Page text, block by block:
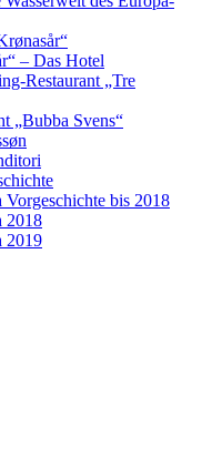
– Das Hotel
Restaurant „Tre
„Bubba Svens“
Vorgeschichte bis 2018
2018
2019